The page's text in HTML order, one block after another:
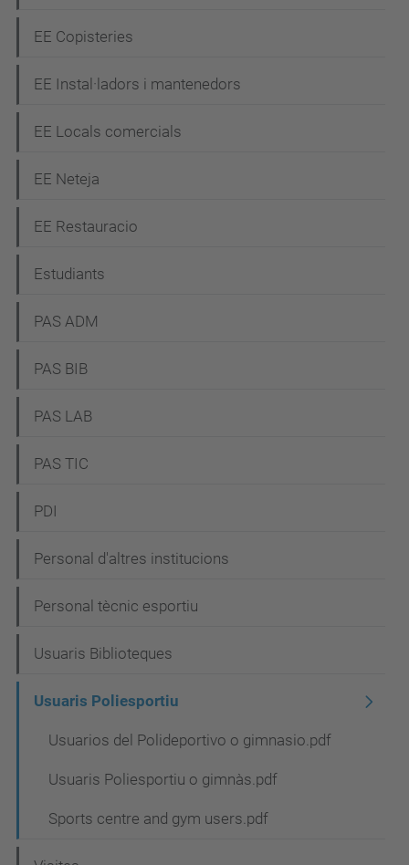
i
ó
EE Copisteries
EE Instal·ladors i mantenedors
EE Locals comercials
EE Neteja
EE Restauracio
Estudiants
PAS ADM
PAS BIB
PAS LAB
PAS TIC
PDI
Personal d'altres institucions
Personal tècnic esportiu
Usuaris Biblioteques
Usuaris Poliesportiu
Usuarios del Polideportivo o gimnasio.pdf
Usuaris Poliesportiu o gimnàs.pdf
Sports centre and gym users.pdf